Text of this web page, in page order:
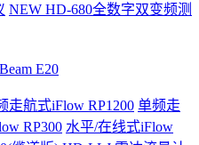
NEW HD-680全数字双变频测
E20
走航式iFlow RP1200 单频走
RP300 水平/在线式iFlow